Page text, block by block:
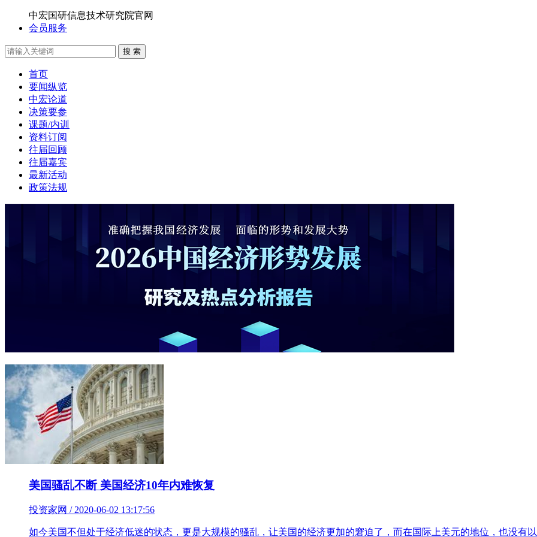
中宏国研信息技术研究院官网
会员服务
搜 索
首页
要闻纵览
中宏论道
决策要参
课题/内训
资料订阅
往届回顾
往届嘉宾
最新活动
政策法规
美国骚乱不断 美国经济10年内难恢复
投资家网 / 2020-06-02 13:17:56
如今美国不但处于经济低迷的状态，更是大规模的骚乱，让美国的经济更加的窘迫了，而在国际上美元的地位，也没有以